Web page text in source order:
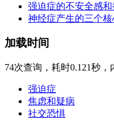
强迫症的不安全感和
神经症产生的三个核
加载时间
74次查询，耗时0.121秒，
强迫症
焦虑和疑病
社交恐惧